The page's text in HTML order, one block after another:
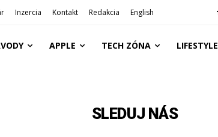
Inzercia Kontakt Redakcia English
APPLE TECH ZÓNA LIFESTYLE
SLEDUJ NÁS